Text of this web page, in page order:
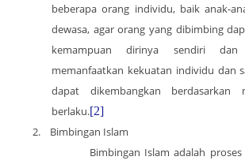
beberapa orang individu, baik anak-
dewasa, agar orang yang dibimbing
kemampuan dirinya sendiri dan
memanfaatkan kekuatan individu dan
dapat dikembangkan berdasarkan
berlaku.[2]
2.
Bimbingan Islam
Bimbingan Islam adalah